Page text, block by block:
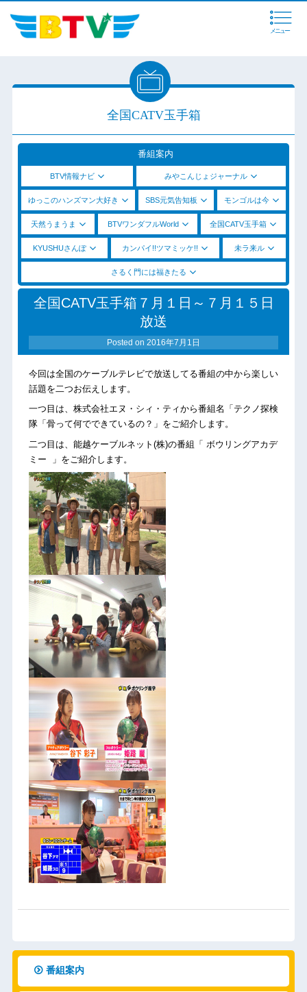
メニュー
全国CATV玉手箱
番組案内
BTV情報ナビ みやこんじょジャーナル
ゆっこのハンズマン大好き SBS元気告知板 モンゴルは今
天然うまうま BTVワンダフルWorld 全国CATV玉手箱
KYUSHUさんぽ カンパイ!!ツマミッケ!! 未ラ来ル
さるく門には福きたる
全国CATV玉手箱７月１日～７月１５日
放送
Posted on 2016年7月1日
今回は全国のケーブルテレビで放送してる番組の中から楽しい
話題を二つお伝えします。
一つ目は、株式会社エヌ・シィ・ティから番組名「テクノ探検
隊「骨って何でできているの？」をご紹介します。
二つ目は、能越ケーブルネット(株)の番組「 ボウリングアカデ
ミー 」をご紹介します。
番組案内